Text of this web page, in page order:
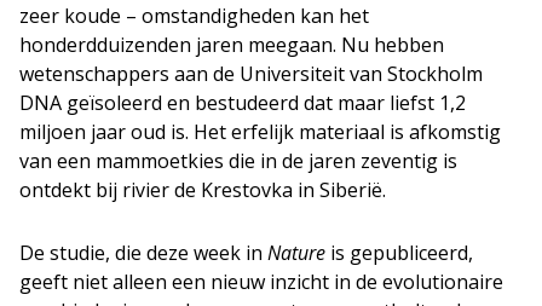
zeer koude – omstandigheden kan het
honderdduizenden jaren meegaan. Nu hebben
wetenschappers aan de Universiteit van Stockholm
DNA geïsoleerd en bestudeerd dat maar liefst 1,2
miljoen jaar oud is. Het erfelijk materiaal is afkomstig
van een mammoetkies die in de jaren zeventig is
ontdekt bij rivier de Krestovka in Siberië.
De studie, die deze week in Nature is gepubliceerd,
geeft niet alleen een nieuw inzicht in de evolutionaire